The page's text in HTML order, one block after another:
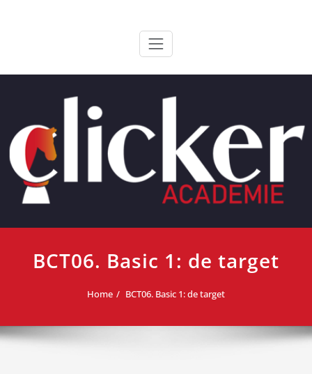
ClickerAcademie
BCT06. Basic 1: de target
Home BCT06. Basic 1: de target